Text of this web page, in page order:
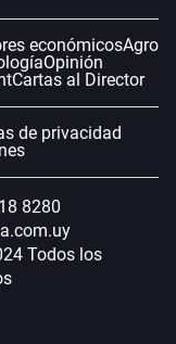
económicosAgro
Opinión
Cartas al Director
de privacidad
8280
Todos los